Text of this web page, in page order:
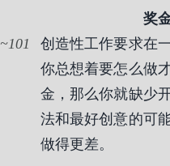
奖
101
创造性工作要求在
你总想着要怎么做
金，那么你就缺少
法和最好创意的可
做得更差。